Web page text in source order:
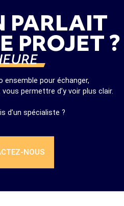
PARLAIT
PROJET ?
ensemble pour échanger,
permettre d’y voir plus clair.
d’un spécialiste ?
NOUS